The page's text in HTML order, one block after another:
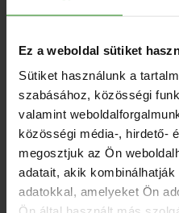
Ez a weboldal sütiket
Sütiket használunk a
szabásához, közösségi
valamint
közösségi média-, hirdető-
megosztjuk az Ön
adatait, akik
adatokkal, amelyeket Ön
hozzáértve szállítási költségek
03095-01 A